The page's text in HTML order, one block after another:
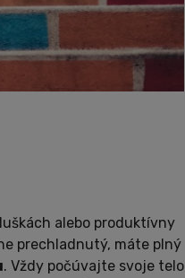
alebo produktívny
prechladnutý, máte plný
. Vždy počúvajte svoje telo